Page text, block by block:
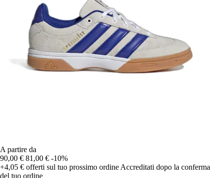
A partire da
90,00 € 81,00 € -10%
+4,05 € offerti sul tuo prossimo ordine Accreditati dopo la conferma
del tuo ordine